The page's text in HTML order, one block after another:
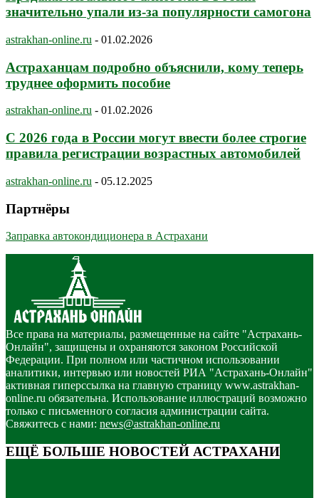
значительно упали из-за популярности самогона
astrakhan-online.ru - 01.02.2026
Астраханцам подробно объяснили, кому теперь
труднее оформить пособие
astrakhan-online.ru - 01.02.2026
С 2026 года в России могут ввести более строгие
правила регистрации возрастных автомобилей
astrakhan-online.ru - 05.12.2025
Партнёры
Заправка автокондиционера в Астрахани
Все права на материалы, размещенные на сайте "Астрахань-
Онлайн", защищены и охраняются законом Российской
Федерации. При полном или частичном использовании
аналитики, интервью или новостей РИА "Астрахань-Онлайн"
активная гиперссылка на главную страницу www.astrakhan-
online.ru обязательна. Использование иллюстраций возможно
только с письменного согласия администрации сайта.
Свяжитесь с нами: news@astrakhan-online.ru
ЕЩЁ БОЛЬШЕ НОВОСТЕЙ АСТРАХАНИ